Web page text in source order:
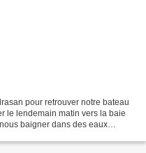
pour retrouver notre bateau
le lendemain matin vers la baie
baigner dans des eaux